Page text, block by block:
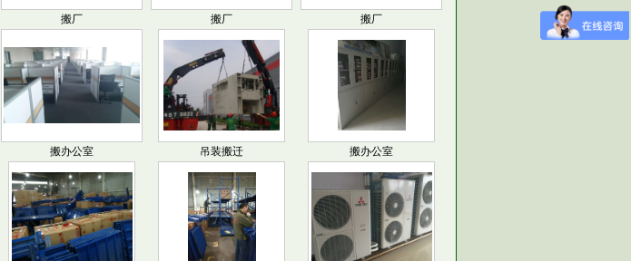
搬厂 搬厂 搬厂
搬办公室 吊装搬迁 搬办公室